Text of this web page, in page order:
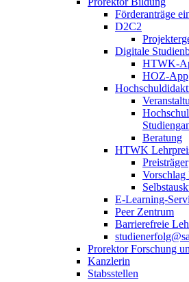
Förderanträge
D2C2
Digitale
HTWK-
HOZ-App
Beratung
HTWK
Preisträger
Vorschlag
E-Learning-
Peer Zentrum
Barrierefreie
Prorektor Forschung
Kanzlerin
Stabsstellen